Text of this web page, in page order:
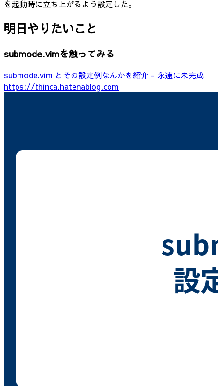
を起動時に立ち上がるよう設定した。
明日やりたいこと
submode.vimを触ってみる
submode.vim とその設定例なんかを紹介 - 永遠に未完成
https://thinca.hatenablog.com